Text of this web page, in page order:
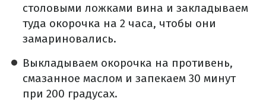
столовыми ложками вина и закладываем
туда окорочка на 2 часа, чтобы они
замариновались.
Выкладываем окорочка на противень,
смазанное маслом и запекаем 30 минут
при 200 градусах.